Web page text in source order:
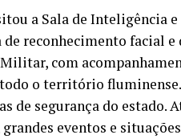
a Sala de Inteligência
reconhecimento facial
com
o território
de segurança do
eventos e